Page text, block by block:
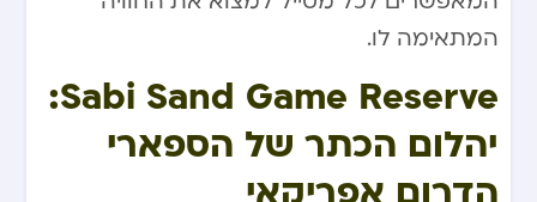
המתאימה לו.
Sabi Sand Game Reserve:
יהלום הכתר של הספארי